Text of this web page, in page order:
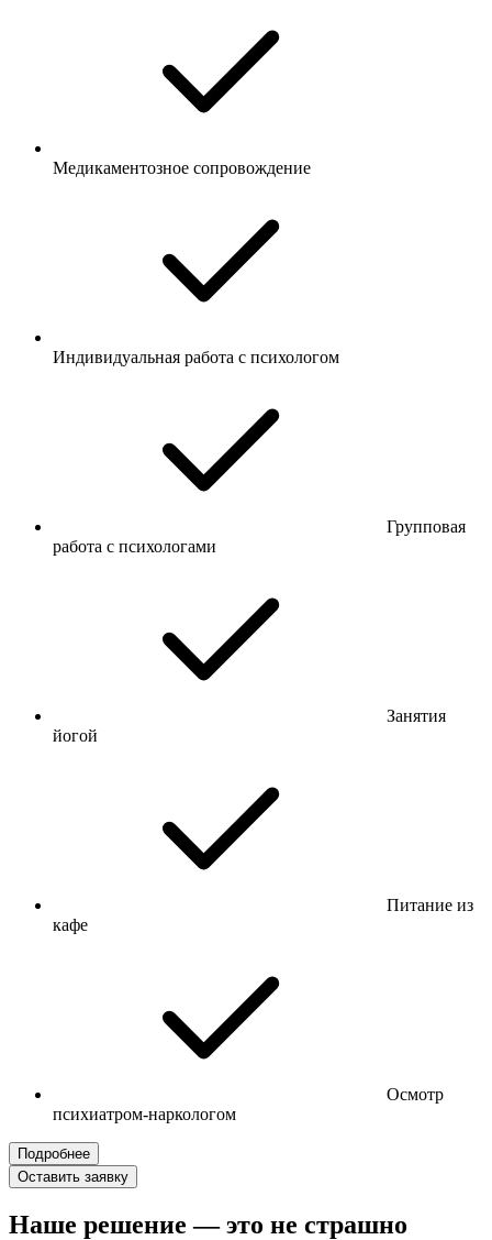
Медикаментозное сопровождение
Индивидуальная работа с психологом
Групповая
работа с психологами
Занятия
йогой
Питание из
кафе
Осмотр
психиатром-наркологом
Подробнее
Оставить заявку
Наше решение — это не страшно